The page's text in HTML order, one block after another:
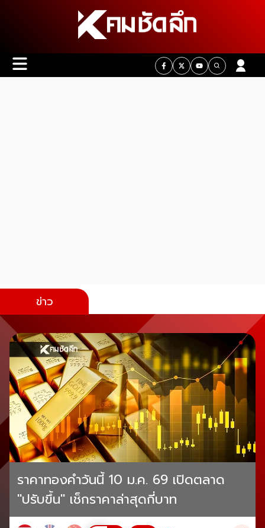
ข่าว
ราคาทองคำวันนี้ 10 ม.ค. 69 เปิดตลาด
"ปรับขึ้น" เช็กราคาล่าสุดกี่บาท